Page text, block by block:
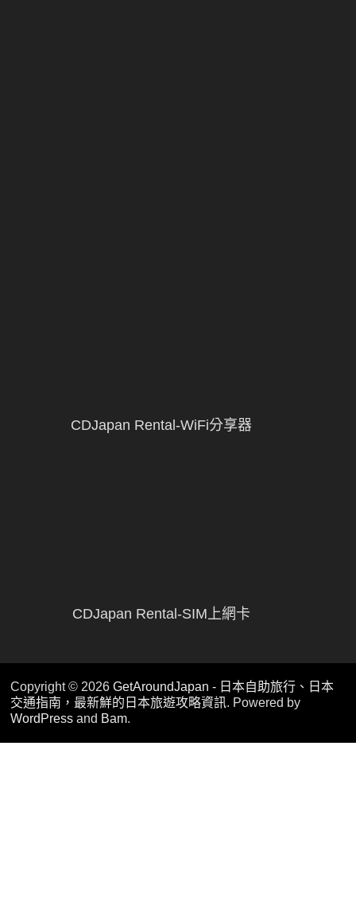
CDJapan Rental-WiFi分享器
CDJapan Rental-SIM上網卡
Copyright © 2026GetAroundJapan - 日本自助旅行、日本
交通指南，最新鮮的日本旅遊攻略資訊. Powered by
WordPress and Bam.